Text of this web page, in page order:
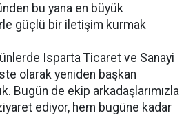
bu yana en büyük
güçlü bir iletişim kurmak
Isparta Ticaret ve Sanayi
olarak yeniden başkan
Bugün de ekip arkadaşlarımızla
ediyor, hem bugüne kadar